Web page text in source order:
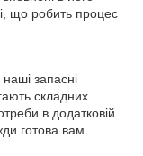
що робить процес
запасні
складних
в додатковій
готова вам